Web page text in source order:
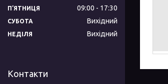
ПʼЯТНИЦЯ 09:00 17:30
СУБОТА Вихідний
НЕДІЛЯ Вихідний
Контакти